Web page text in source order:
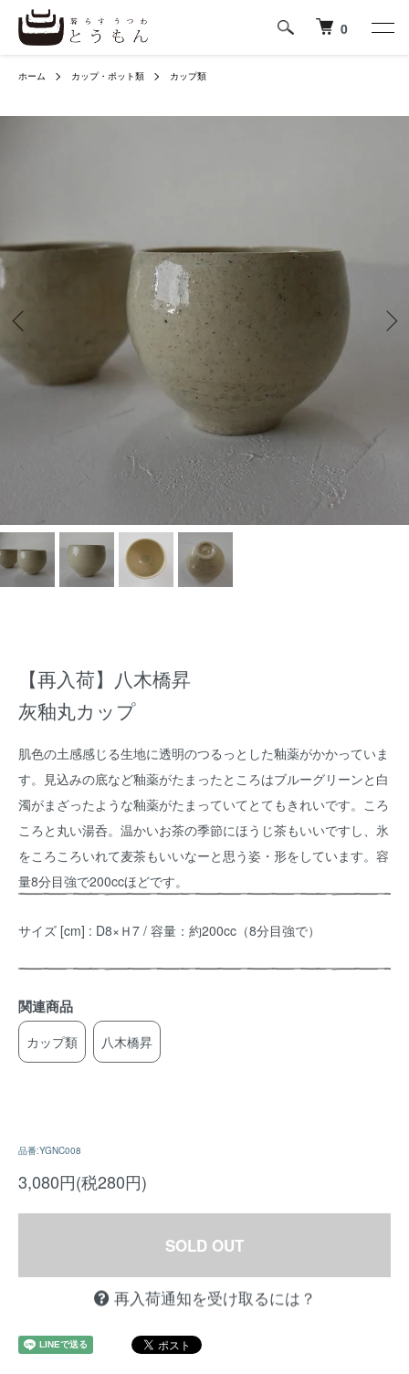
0
ホーム カップ・ポット類 カップ類
【再入荷】八木橋昇
灰釉丸カップ
肌色の土感感じる生地に透明のつるっとした釉薬がかかっていま
す。見込みの底など釉薬がたまったところはブルーグリーンと白
濁がまざったような釉薬がたまっていてとてもきれいです。ころ
ころと丸い湯呑。温かいお茶の季節にほうじ茶もいいですし、氷
をころころいれて麦茶もいいなーと思う姿・形をしています。容
量8分目強で200ccほどです。
サイズ [cm] : D8×Ｈ7 / 容量：約200cc（8分目強で）
関連商品
カップ類 八木橋昇
品番:YGNC008
3,080円(税280円)
SOLD OUT
再入荷通知を受け取るには？